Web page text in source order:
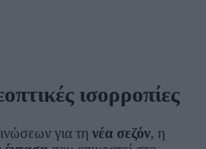
ισορροπίες
για τη νέα σεζόν, η